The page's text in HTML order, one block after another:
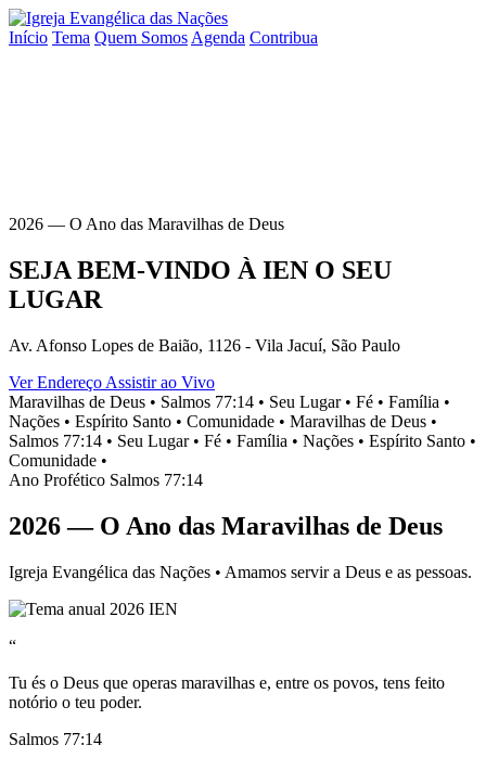
Início Tema Quem Somos Agenda Contribua
2026 — O Ano das Maravilhas de Deus
SEJA BEM-VINDO À IEN O SEU
LUGAR
Av. Afonso Lopes de Baião, 1126 - Vila Jacuí, São Paulo
Ver Endereço Assistir ao Vivo
Maravilhas de Deus • Salmos 77:14 • Seu Lugar • Fé • Família •
Nações • Espírito Santo • Comunidade • Maravilhas de Deus •
Salmos 77:14 • Seu Lugar • Fé • Família • Nações • Espírito Santo •
Comunidade •
Ano Profético Salmos 77:14
2026 — O Ano das Maravilhas de Deus
Igreja Evangélica das Nações • Amamos servir a Deus e as pessoas.
“
Tu és o Deus que operas maravilhas e, entre os povos, tens feito
notório o teu poder.
Salmos 77:14